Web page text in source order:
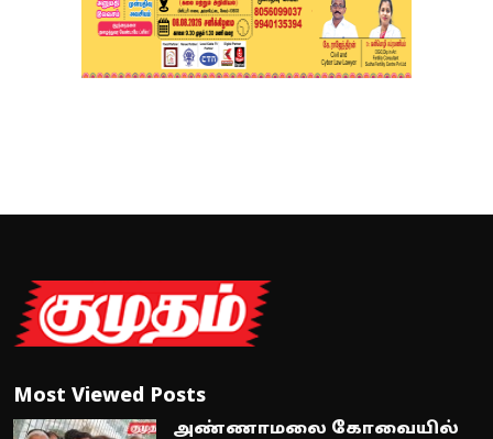
Most Viewed Posts
அண்ணாமலை கோவையில்